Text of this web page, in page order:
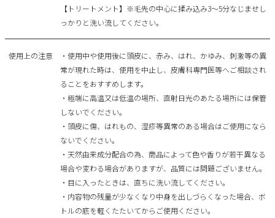
【トリートメント】※毛先の中心に揉み込み3〜5分なじませし
っかりと洗い流してください。
使用上の注意
・使用中や使用後に頭皮に、赤み、はれ、かゆみ、刺激等の異
常が現れた時は、使用を中止し、皮膚科専門医等へご相談され
ることをおすすめします。
・極端に高温又は低温の場所、直射日光のあたる場所には保管
しないでください。
・頭皮に傷、はれもの、湿疹等異常のある場合はご使用になら
ないでください。
・天然由来成分配合の為、商品によって色や香りが若干異なる
場合や変わる場合がありますが、品質には問題ございません。
・目に入ったときは、直ちに洗い流してください。
・内容物の残量が少なくなり中身を出しづらくなった場合、ボ
トルの底を軽くたたいてからご使用ください。